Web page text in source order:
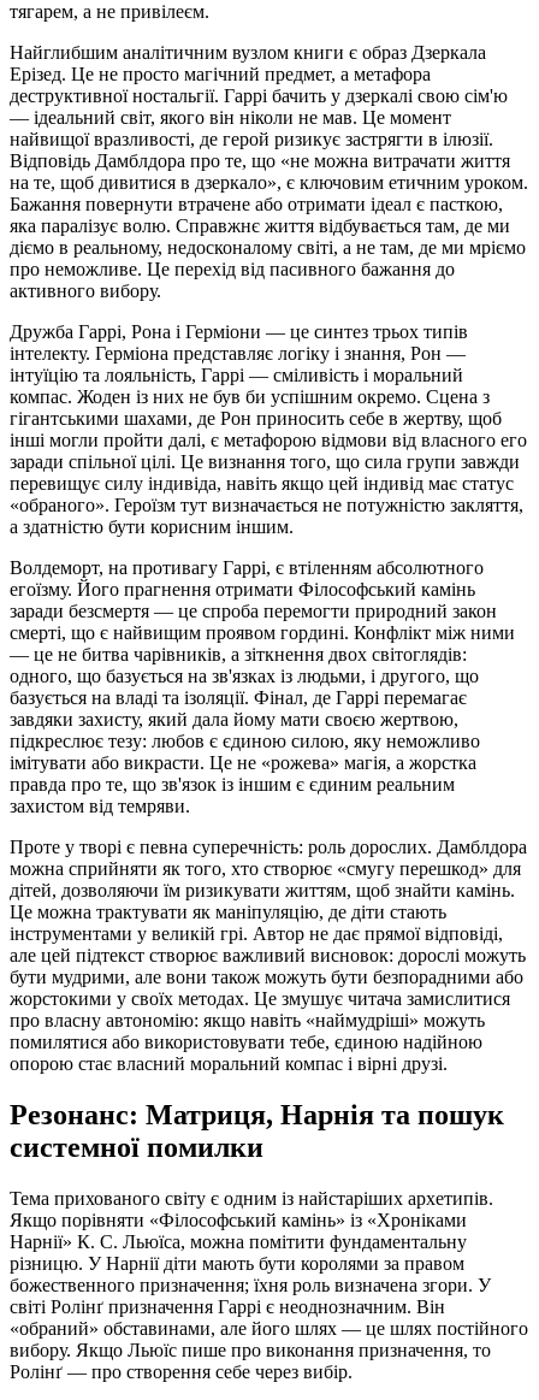
тягарем, а не привілеєм.
Найглибшим аналітичним вузлом книги є образ Дзеркала
Ерізед. Це не просто магічний предмет, а метафора
деструктивної ностальгії. Гаррі бачить у дзеркалі свою сім'ю
— ідеальний світ, якого він ніколи не мав. Це момент
найвищої вразливості, де герой ризикує застрягти в ілюзії.
Відповідь Дамблдора про те, що «не можна витрачати життя
на те, щоб дивитися в дзеркало», є ключовим етичним уроком.
Бажання повернути втрачене або отримати ідеал є пасткою,
яка паралізує волю. Справжнє життя відбувається там, де ми
діємо в реальному, недосконалому світі, а не там, де ми мріємо
про неможливе. Це перехід від пасивного бажання до
активного вибору.
Дружба Гаррі, Рона і Герміони — це синтез трьох типів
інтелекту. Герміона представляє логіку і знання, Рон —
інтуїцію та лояльність, Гаррі — сміливість і моральний
компас. Жоден із них не був би успішним окремо. Сцена з
гігантськими шахами, де Рон приносить себе в жертву, щоб
інші могли пройти далі, є метафорою відмови від власного его
заради спільної цілі. Це визнання того, що сила групи завжди
перевищує силу індивіда, навіть якщо цей індивід має статус
«обраного». Героїзм тут визначається не потужністю закляття,
а здатністю бути корисним іншим.
Волдеморт, на противагу Гаррі, є втіленням абсолютного
егоїзму. Його прагнення отримати Філософський камінь
заради безсмертя — це спроба перемогти природний закон
смерті, що є найвищим проявом гордині. Конфлікт між ними
— це не битва чарівників, а зіткнення двох світоглядів:
одного, що базується на зв'язках із людьми, і другого, що
базується на владі та ізоляції. Фінал, де Гаррі перемагає
завдяки захисту, який дала йому мати своєю жертвою,
підкреслює тезу: любов є єдиною силою, яку неможливо
імітувати або викрасти. Це не «рожева» магія, а жорстка
правда про те, що зв'язок із іншим є єдиним реальним
захистом від темряви.
Проте у творі є певна суперечність: роль дорослих. Дамблдора
можна сприйняти як того, хто створює «смугу перешкод» для
дітей, дозволяючи їм ризикувати життям, щоб знайти камінь.
Це можна трактувати як маніпуляцію, де діти стають
інструментами у великій грі. Автор не дає прямої відповіді,
але цей підтекст створює важливий висновок: дорослі можуть
бути мудрими, але вони також можуть бути безпорадними або
жорстокими у своїх методах. Це змушує читача замислитися
про власну автономію: якщо навіть «наймудріші» можуть
помилятися або використовувати тебе, єдиною надійною
опорою стає власний моральний компас і вірні друзі.
Резонанс: Матриця, Нарнія та пошук
системної помилки
Тема прихованого світу є одним із найстаріших архетипів.
Якщо порівняти «Філософський камінь» із «Хроніками
Нарнії» К. С. Льюїса, можна помітити фундаментальну
різницю. У Нарнії діти мають бути королями за правом
божественного призначення; їхня роль визначена згори. У
світі Ролінґ призначення Гаррі є неоднозначним. Він
«обраний» обставинами, але його шлях — це шлях постійного
вибору. Якщо Льюїс пише про виконання призначення, то
Ролінґ — про створення себе через вибір.